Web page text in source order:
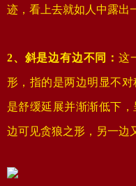
迹，看上去就如人中露出
2、斜是边有边不同： 这
形，指的是两边明显不
是舒缓延展并渐渐低下
边可见贪狼之形，另一边